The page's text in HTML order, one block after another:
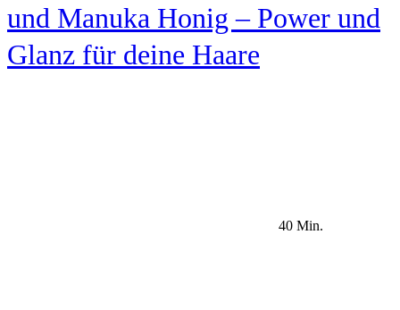
und Manuka Honig – Power und
Glanz für deine Haare
40 Min.